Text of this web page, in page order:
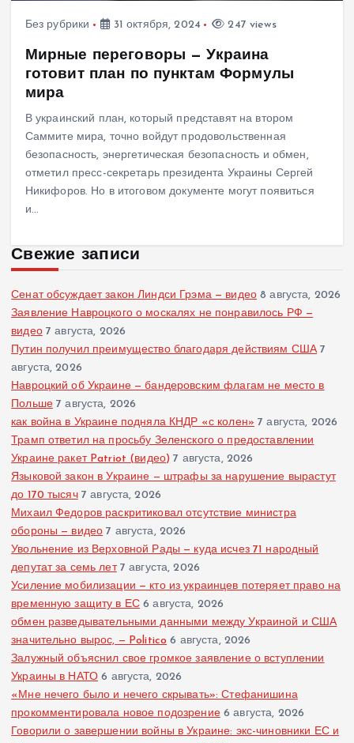
Без рубрики 31 октября, 2024 247 views
Мирные переговоры — Украина
готовит план по пунктам Формулы
мира
В украинский план, который представят на втором
Саммите мира, точно войдут продовольственная
безопасность, энергетическая безопасность и обмен,
отметил пресс-секретарь президента Украины Сергей
Никифоров. Но в итоговом документе могут появиться
и…
Свежие записи
Сенат обсуждает закон Линдси Грэма — видео 8 августа, 2026
Заявление Навроцкого о москалях не понравилось РФ —
видео 7 августа, 2026
Путин получил преимущество благодаря действиям США 7
августа, 2026
Навроцкий об Украине — бандеровским флагам не место в
Польше 7 августа, 2026
как война в Украине подняла КНДР «с колен» 7 августа, 2026
Трамп ответил на просьбу Зеленского о предоставлении
Украине ракет Patriot (видео) 7 августа, 2026
Языковой закон в Украине — штрафы за нарушение вырастут
до 170 тысяч 7 августа, 2026
Михаил Федоров раскритиковал отсутствие министра
обороны — видео 7 августа, 2026
Увольнение из Верховной Рады — куда исчез 71 народный
депутат за семь лет 7 августа, 2026
Усиление мобилизации — кто из украинцев потеряет право на
временную защиту в ЕС 6 августа, 2026
обмен разведывательными данными между Украиной и США
значительно вырос, — Politico 6 августа, 2026
Залужный объяснил свое громкое заявление о вступлении
Украины в НАТО 6 августа, 2026
«Мне нечего было и нечего скрывать»: Стефанишина
прокомментировала новое подозрение 6 августа, 2026
Говорили о завершении войны в Украине: экс-чиновники ЕС и